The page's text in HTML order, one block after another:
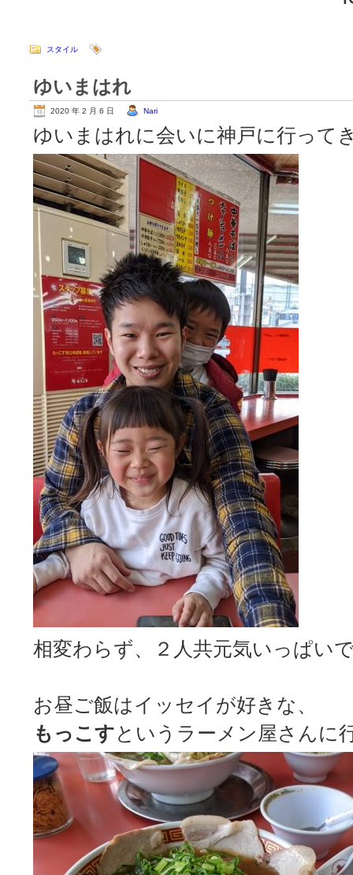
スタイル
ゆいまはれ
2020 年 2 月 6 日 Nari
ゆいまはれに会いに神戸に行って
相変わらず、２人共元気いっぱい
お昼ご飯はイッセイが好きな、
もっこすというラーメン屋さんに